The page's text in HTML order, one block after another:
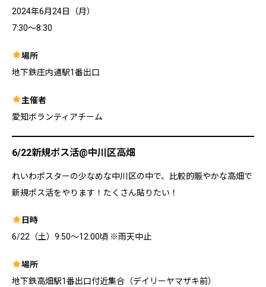
2024年6月24日（月）
7:30〜8:30
場所
地下鉄庄内通駅1番出口
主催者
愛知ボランティアチーム
6/22新規ポス活@中川区高畑
れいわポスターの少なめな中川区の中で、比較的賑やかな高畑で
新規ポス活をやります！たくさん貼りたい！
日時
6/22（土）9:50〜12:00頃 ※雨天中止
場所
地下鉄高畑駅1番出口付近集合（デイリーヤマザキ前）